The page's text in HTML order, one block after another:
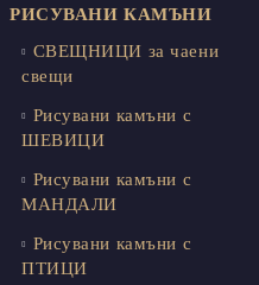
РИСУВАНИ КАМЪНИ
СВЕЩНИЦИ за чаени
свещи
Рисувани камъни с
ШЕВИЦИ
Рисувани камъни с
МАНДАЛИ
Рисувани камъни с
ПТИЦИ